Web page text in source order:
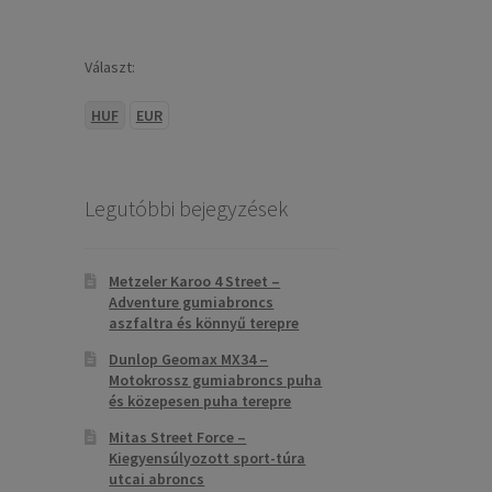
Választ:
HUF EUR
Legutóbbi bejegyzések
Metzeler Karoo 4 Street –
Adventure gumiabroncs
aszfaltra és könnyű terepre
Dunlop Geomax MX34 –
Motokrossz gumiabroncs puha
és közepesen puha terepre
Mitas Street Force –
Kiegyensúlyozott sport-túra
utcai abroncs